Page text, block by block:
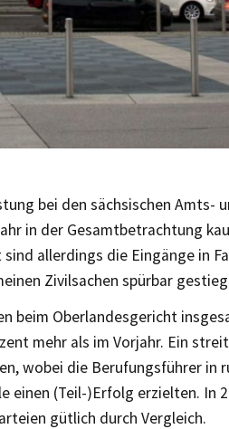
bei den sächsischen Amts-
in der Gesamtbetrachtung
allerdings die Eingänge in
Zivilsachen spürbar
beim Oberlandesgericht
mehr als im Vorjahr. Ein
wobei die Berufungsführer in
einen (Teil-)Erfolg erzielten. In
gütlich durch Vergleich.